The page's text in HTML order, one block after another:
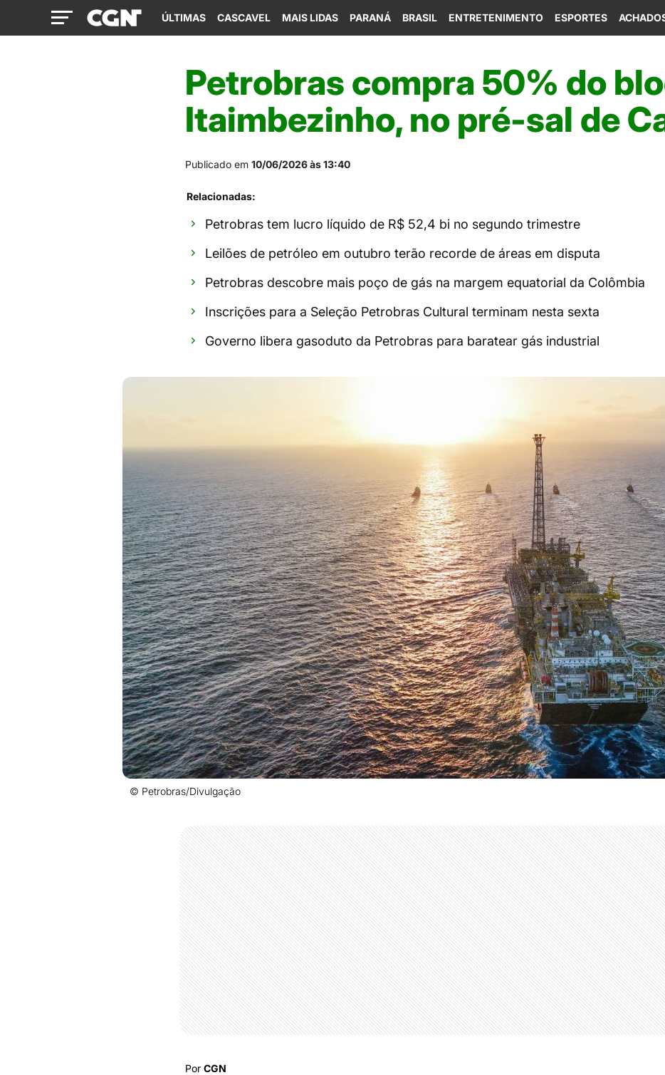
ÚLTIMAS CASCAVEL MAIS LIDAS PARANÁ BRASIL ENTRETENIMENTO ESPORTES
Petrobras compra 50% do
Itaimbezinho, no pré-sal de
Publicado em 10/06/2026 às 13:40
Relacionadas:
Petrobras tem lucro líquido de R$ 52,4 bi no segundo trimestre
Leilões de petróleo em outubro terão recorde de áreas em disputa
Petrobras descobre mais poço de gás na margem equatorial da Colômbia
Inscrições para a Seleção Petrobras Cultural terminam nesta sexta
Governo libera gasoduto da Petrobras para baratear gás industrial
© Petrobras/Divulgação
Por CGN